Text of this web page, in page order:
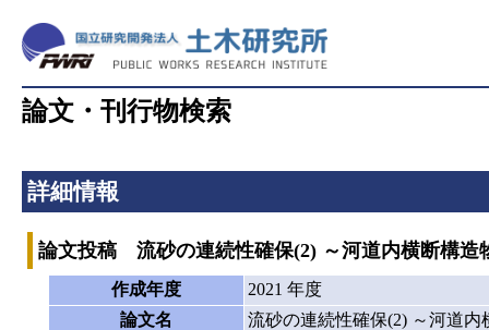
論文・刊行物検索
詳細情報
論文投稿 流砂の連続性確保(2) ～河道内横断構造
作成年度
2021 年度
論文名
流砂の連続性確保(2) ～河道